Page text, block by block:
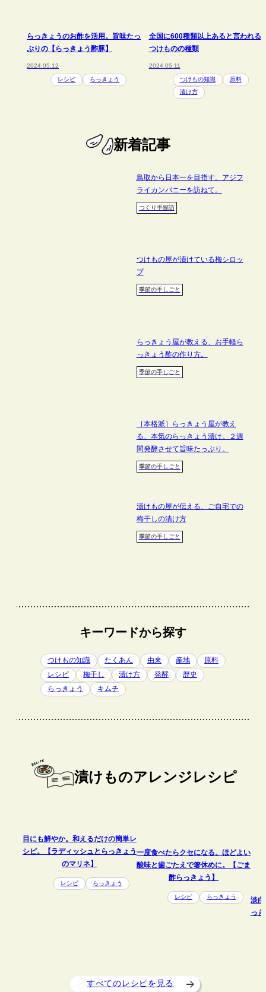
らっきょうのお酢を活用。旨味たっ
ぷりの【らっきょう酢豚】
2024.05.12
レシピ らっきょう
全国に600種類以上あると言われる
つけものの種類
2024.05.11
つけもの知識
原料
漬け方
新着記事
鳥取から日本一を目指す。アジフ
ライカンパニーを訪ねて。
つくり手探訪
つけもの屋が漬けている梅シロッ
プ
季節の手しごと
らっきょう屋が教える、お手軽ら
っきょう酢の作り方。
季節の手しごと
［本格派］らっきょう屋が教え
る、本気のらっきょう漬け。２週
間発酵させて旨味たっぷり。
季節の手しごと
漬けもの屋が伝える、ご自宅での
梅干しの漬け方
季節の手しごと
キーワードから探す
つけもの知識 たくあん 由来 産地
原料
レシピ
梅干し 漬け方 発酵
歴史
らっきょう
キムチ
漬けものアレンジレシピ
すべてのレシピを見る
目にも鮮やか。和えるだけの簡単レ
シピ。【ラディッシュとらっきょう
のマリネ】
レシピ らっきょう
一度食べたらクセになる。ほどよい
酸味と歯ごたえで箸休めに。【ごま
酢らっきょう】
レシピ らっきょう
淡
っ